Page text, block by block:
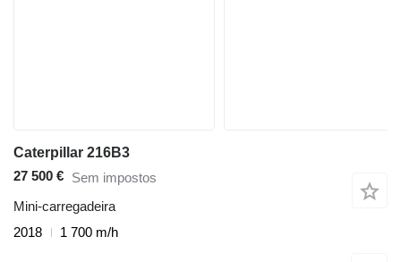
Caterpillar 216B3
27 500 € Sem impostos
Mini-carregadeira
2018
1 700 m/h